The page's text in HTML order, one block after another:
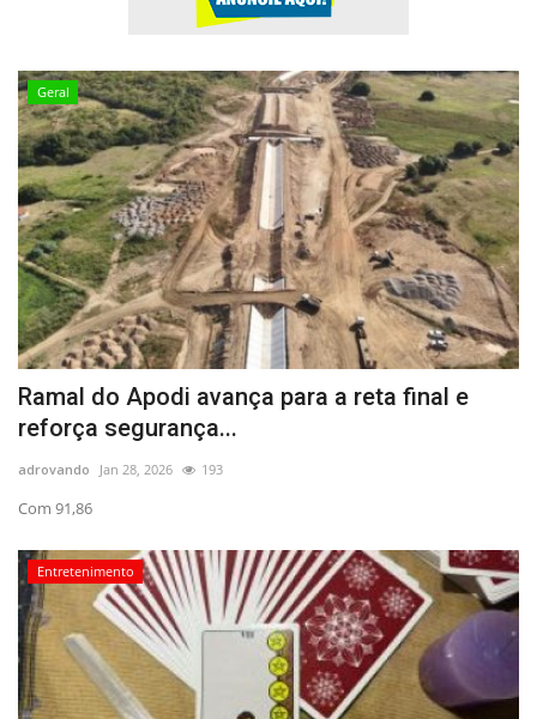
Geral
Ramal do Apodi avança para a reta final e
reforça segurança...
adrovando Jan 28, 2026 193
Com 91,86
Entretenimento